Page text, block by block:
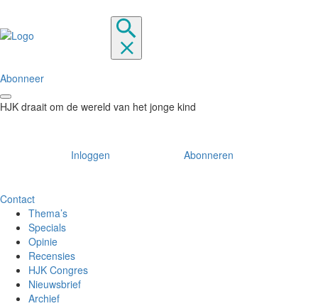
Abonneer
HJK draait om de wereld van het jonge kind
Inloggen Abonneren
Contact
Thema’s
Specials
Opinie
Recensies
HJK Congres
Nieuwsbrief
Archief